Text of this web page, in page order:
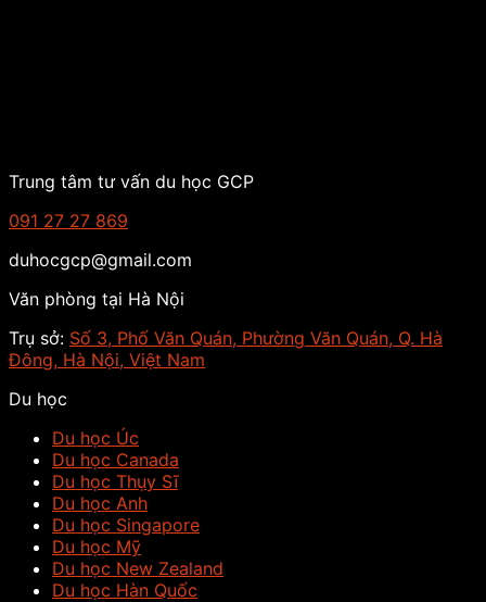
Trung tâm tư vấn du học GCP
091 27 27 869
duhocgcp@gmail.com
Văn phòng tại Hà Nội
Trụ sở: Số 3, Phố Văn Quán, Phường Văn Quán, Q. Hà
Đông, Hà Nội, Việt Nam
Du học
Du học Úc
Du học Canada
Du học Thụy Sĩ
Du học Anh
Du học Singapore
Du học Mỹ
Du học New Zealand
Du học Hàn Quốc